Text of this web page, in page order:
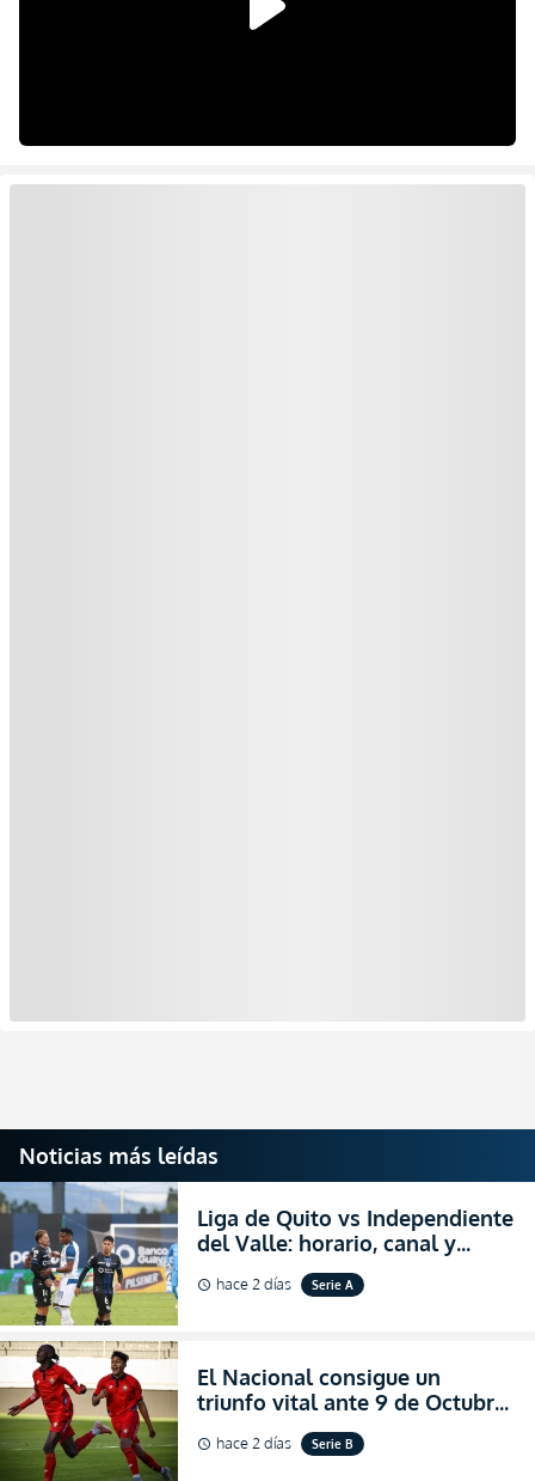
Noticias más leídas
Liga de Quito vs Independiente
del Valle: horario, canal y
dónde ver EN VIVO el
partidazo por la fecha 24 de la
schedule hace 2 días Serie A
El Nacional consigue un
triunfo vital ante 9 de Octubre
para encender la fe en la
salvación
schedule hace 2 días Serie B